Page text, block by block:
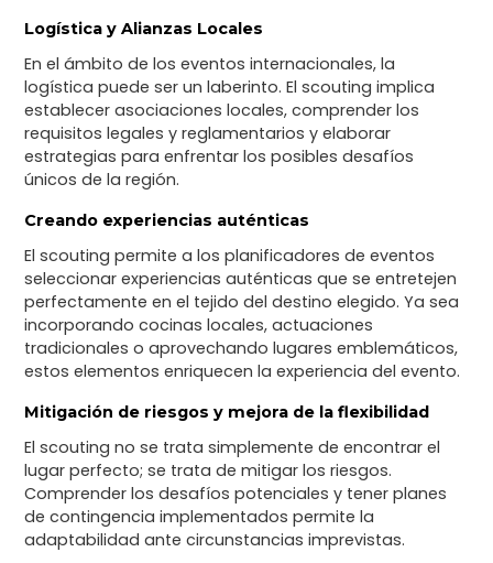
Logística y Alianzas Locales
En el ámbito de los eventos internacionales, la
logística puede ser un laberinto. El scouting implica
establecer asociaciones locales, comprender los
requisitos legales y reglamentarios y elaborar
estrategias para enfrentar los posibles desafíos
únicos de la región.
Creando experiencias auténticas
El scouting permite a los planificadores de eventos
seleccionar experiencias auténticas que se entretejen
perfectamente en el tejido del destino elegido. Ya sea
incorporando cocinas locales, actuaciones
tradicionales o aprovechando lugares emblemáticos,
estos elementos enriquecen la experiencia del evento.
Mitigación de riesgos y mejora de la flexibilidad
El scouting no se trata simplemente de encontrar el
lugar perfecto; se trata de mitigar los riesgos.
Comprender los desafíos potenciales y tener planes
de contingencia implementados permite la
adaptabilidad ante circunstancias imprevistas.